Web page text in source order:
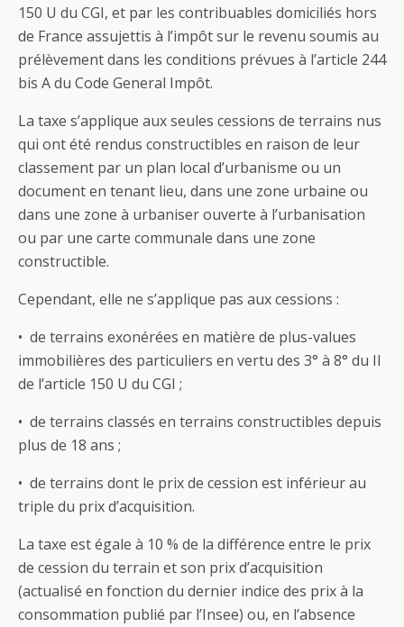
150 U du CGI, et par les contribuables domiciliés hors
de France assujettis à l’impôt sur le revenu soumis au
prélèvement dans les conditions prévues à l’article 244
bis A du Code General Impôt.
La taxe s’applique aux seules cessions de terrains nus
qui ont été rendus constructibles en raison de leur
classement par un plan local d’urbanisme ou un
document en tenant lieu, dans une zone urbaine ou
dans une zone à urbaniser ouverte à l’urbanisation
ou par une carte communale dans une zone
constructible.
Cependant, elle ne s’applique pas aux cessions :
• de terrains exonérées en matière de plus-values
immobilières des particuliers en vertu des 3° à 8° du II
de l’article 150 U du CGI ;
• de terrains classés en terrains constructibles depuis
plus de 18 ans ;
• de terrains dont le prix de cession est inférieur au
triple du prix d’acquisition.
La taxe est égale à 10 % de la différence entre le prix
de cession du terrain et son prix d’acquisition
(actualisé en fonction du dernier indice des prix à la
consommation publié par l’Insee) ou, en l’absence